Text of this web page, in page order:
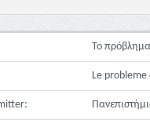
Το
Le probleme